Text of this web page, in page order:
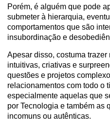
Porém, é alguém que pode
submeter à hierarquia,
comportamentos que são
insubordinação e
Apesar disso, costuma
intuitivas, criativas e
questões e projetos
relacionamentos com todo o
especialmente aquelas que
por Tecnologia e também as
incomuns ou autênticas.